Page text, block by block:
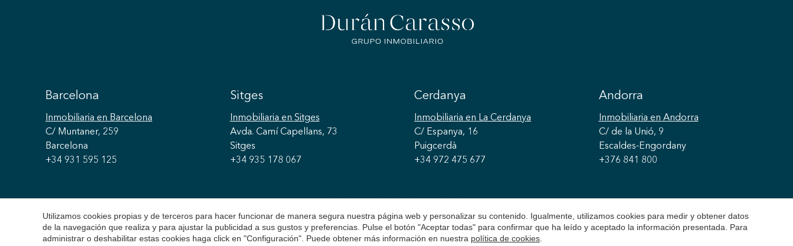
Barcelona
Inmobiliaria en Barcelona
C/ Muntaner, 259
Barcelona
+34 931 595 125
Sitges
Inmobiliaria en Sitges
Avda. Camí Capellans, 73
Sitges
+34 935 178 067
Cerdanya
Inmobiliaria en La Cerdanya
C/ Espanya, 16
Puigcerdà
+34 972 475 677
Andorra
Inmobiliaria en Andorra
C/ de la Unió, 9
Escaldes-Engordany
+376 841 800
Utilizamos cookies propias y de terceros para hacer funcionar de manera segura nuestra página web y personalizar su contenido. Igualmente, utilizamos cookies para medir y obtener datos
de la navegación que realiza y para ajustar la publicidad a sus gustos y preferencias. Pulse el botón "Aceptar todas" para confirmar que ha leído y aceptado la información presentada. Para
administrar o deshabilitar estas cookies haga click en "Configuración". Puede obtener más información en nuestra política de cookies